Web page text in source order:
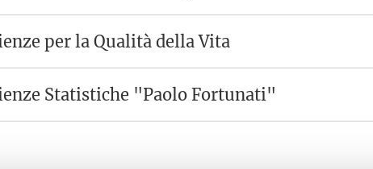
per la Qualità della Vita
Statistiche "Paolo Fortunati"